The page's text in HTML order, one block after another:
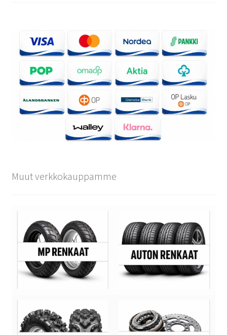
Muut verkkokauppamme